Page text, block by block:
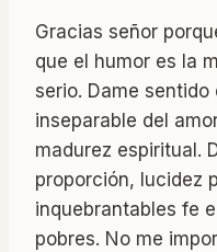
Gracias señor
que el humor es la
serio. Dame
inseparable del
madurez espiritual.
proporción, lucidez
inquebrantables fe
pobres. No me